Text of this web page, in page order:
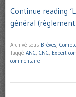
Continue reading
général
Archivé sous Brèves
Taggé ANC CNC Expert-
commentaire